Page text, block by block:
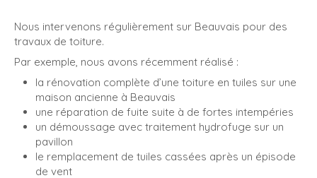
Nous intervenons régulièrement sur Beauvais pour des
travaux de toiture.
Par exemple, nous avons récemment réalisé :
la rénovation complète d’une toiture en tuiles sur une
maison ancienne à Beauvais
une réparation de fuite suite à de fortes intempéries
un démoussage avec traitement hydrofuge sur un
pavillon
le remplacement de tuiles cassées après un épisode
de vent